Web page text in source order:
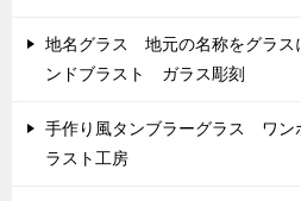
地名グラス 地元の名称をグラ
ンドブラスト ガラス彫刻
手作り風タンブラーグラス ワ
ラスト工房